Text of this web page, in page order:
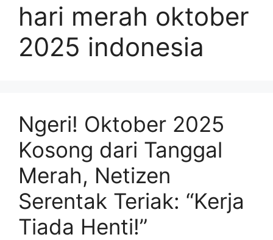
hari merah oktober
2025 indonesia
Ngeri! Oktober 2025
Kosong dari Tanggal
Merah, Netizen
Serentak Teriak: “Kerja
Tiada Henti!”